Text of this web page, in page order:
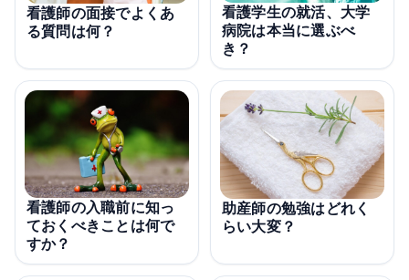
看護師の面接でよくあ
る質問は何？
看護学生の就活、大学
病院は本当に選ぶべ
き？
看護師の入職前に知っ
ておくべきことは何で
すか？
助産師の勉強はどれく
らい大変？